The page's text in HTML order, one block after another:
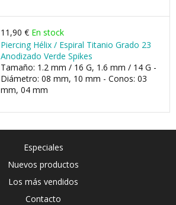
11,90 € En stock
Piercing Hélix / Espiral Titanio Grado 23
Anodizado Verde Spikes
Tamaño: 1.2 mm / 16 G, 1.6 mm / 14 G -
Diámetro: 08 mm, 10 mm - Conos: 03
mm, 04 mm
Especiales
Nuevos productos
Los más vendidos
Contacto